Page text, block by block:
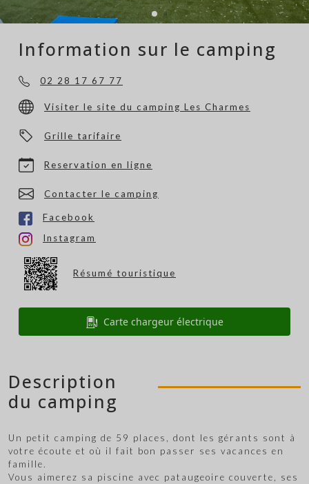
Information sur le camping
02 28 17 67 77
Visiter le site du camping Les Charmes
Grille tarifaire
Reservation en ligne
Contacter le camping
Facebook
Instagram
Résumé touristique
Carte chargeur électrique
Description
du camping
Un petit camping de 59 places, dont les gérants sont à
votre écoute et où il fait bon passer ses vacances en
famille.
Vous aimerez sa piscine avec pataugeoire couverte, ses